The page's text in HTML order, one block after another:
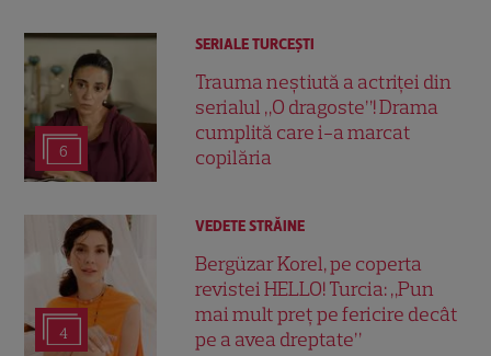
6
SERIALE TURCEŞTI
Trauma neștiută a actriței din
serialul „O dragoste”! Drama
cumplită care i-a marcat
copilăria
4
VEDETE STRĂINE
Bergüzar Korel, pe coperta
revistei HELLO! Turcia: „Pun
mai mult preț pe fericire decât
pe a avea dreptate”